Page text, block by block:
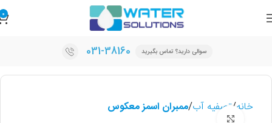
0
سوالی دارید؟ تماس بگیرید 031-38160
خانه تصفیه آب ممبران اسمز معکوس